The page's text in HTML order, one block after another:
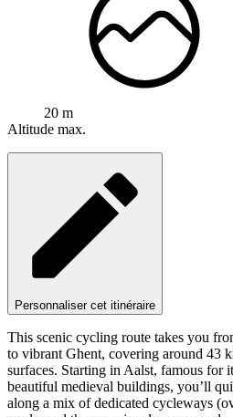
20 m
Altitude max.
Personnaliser cet itinéraire
This scenic cycling route takes you
to vibrant Ghent, covering around 43
surfaces. Starting in Aalst, famous for
beautiful medieval buildings, you’ll
along a mix of dedicated cycleways